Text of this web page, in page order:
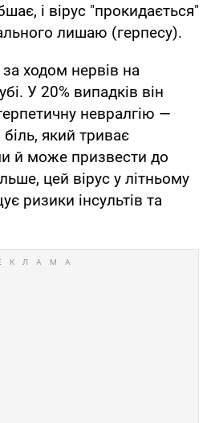
і вірус "прокидається"
лишаю (герпесу).
ходом нервів на
У 20% випадків він
невралгію —
який триває
й може призвести до
цей вірус у літньому
ризики інсультів та